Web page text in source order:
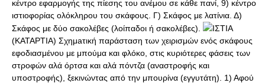
κέντρο εφαρμογής της πίεσης του ανέμου σε κάθε πανί, 9) κέντρο
ιστιοφορίας ολόκληρου του σκάφους. Γ) Σκάφος με λατίνια. Δ)
Σκάφος με δύο σακολέβες (λοίπαδοι ή σακολέβες).
ΙΣΤΙΑ
(ΚΑΤΑΡΤΙΑ) Σχημaτική παράσταση των χειρισμών ενός σκάφους
εφοδιασμένου με μπούμα και φλόκο, στις κυριότερες φάσεις των
στροφών αλά όρτσα και αλά πόντζα (αναστροφής και
υποστροφής), ξεκινώντας από την μπουρίνα (εγγυτάτη). 1) Αφού